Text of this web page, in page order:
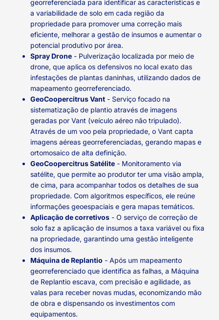
georreferenciada para identificar as características e
a variabilidade de solo em cada região da
propriedade para promover uma correção mais
eficiente, melhorar a gestão de insumos e aumentar o
potencial produtivo por área.
Spray Drone - Pulverização localizada por meio de
drone, que aplica os defensivos no local exato das
infestações de plantas daninhas, utilizando dados de
mapeamento georreferenciado.
GeoCoopercitrus Vant - Serviço focado na
sistematização de plantio através de imagens
geradas por Vant (veículo aéreo não tripulado).
Através de um voo pela propriedade, o Vant capta
imagens aéreas georreferenciadas, gerando mapas e
ortomosaico de alta definição.
GeoCoopercitrus Satélite - Monitoramento via
satélite, que permite ao produtor ter uma visão ampla,
de cima, para acompanhar todos os detalhes de sua
propriedade. Com algoritmos específicos, ele reúne
informações geoespaciais e gera mapas temáticos.
Aplicação de corretivos - O serviço de correção de
solo faz a aplicação de insumos a taxa variável ou fixa
na propriedade, garantindo uma gestão inteligente
dos insumos.
Máquina de Replantio - Após um mapeamento
georreferenciado que identifica as falhas, a Máquina
de Replantio escava, com precisão e agilidade, as
valas para receber novas mudas, economizando mão
de obra e dispensando os investimentos com
equipamentos.